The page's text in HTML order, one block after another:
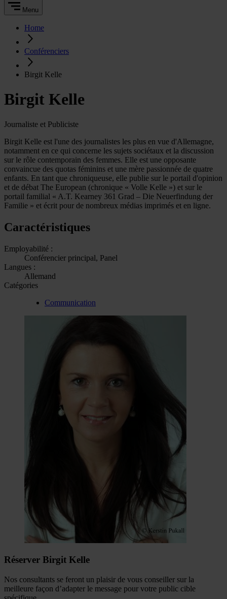
Menu
Home
Conférenciers
Birgit Kelle
Birgit Kelle
Journaliste et Publiciste
Birgit Kelle est l'une des journalistes les plus en vue d'Allemagne,
notamment en ce qui concerne les sujets sociétaux et la discussion
sur le rôle contemporain des femmes. Elle est une opposante
convaincue des quotas féminins et une mère passionnée de quatre
enfants. En tant que chroniqueuse, elle publie sur le portail d'opinion
et de débat The European (chronique « Volle Kelle ») et sur le
portail familial « A.T. Kearney 361 Grad – Die Neuerfindung der
Familie » et écrit pour de nombreux médias imprimés et en ligne.
Caractéristiques
Employabilité :
Conférencier principal, Panel
Langues :
Allemand
Catégories
Communication
Réserver Birgit Kelle
Nos consultants se feront un plaisir de vous conseiller sur la
meilleure façon d’adapter le message pour votre public cible